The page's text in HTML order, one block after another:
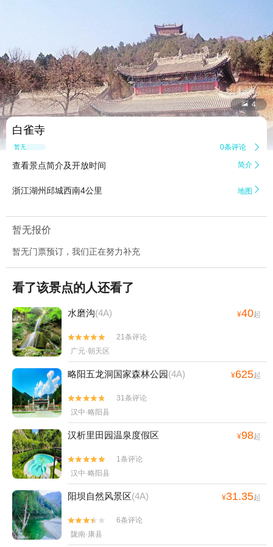
 4
白雀寺
暂无点评 0条评论 
查看景点简介及开放时间 简介 
浙江湖州邱城西南4公里 地图 
暂无报价
暂无门票预订，我们正在努力补充
看了该景点的人还看了
水磨沟(4A) ¥40起


21条评论
广元·朝天区
略阳五龙洞国家森林公园(4A) ¥625起


31条评论
汉中·略阳县
汉析里田园温泉度假区 ¥98起


1条评论
汉中·略阳县
阳坝自然风景区(4A) ¥31.35起


6条评论
陇南·康县